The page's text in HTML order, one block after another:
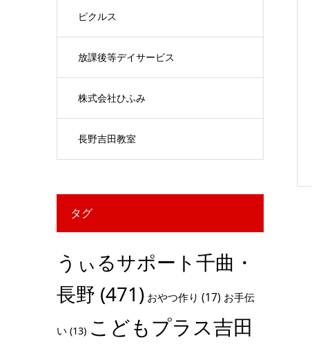
ピクルス
放課後等デイサービス
株式会社ひふみ
長野吉田教室
タグ
うぃるサポート千曲・
長野 (471) おやつ作り (17) お手伝
い (13) こどもプラス吉田